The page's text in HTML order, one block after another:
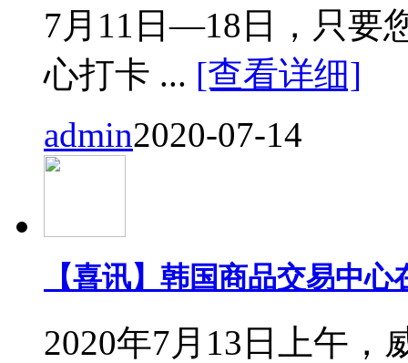
7月11日—18日，只要
心打卡 ... [查看详细]
admin2020-07-14
【喜讯】韩国商品交易中
2020年7月13日上午，